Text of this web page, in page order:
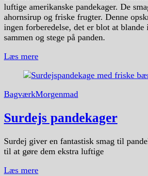
luftige amerikanske pandekager. De
ahornsirup og friske frugter. Denne
ingen forberedelse, det er blot at blande
sammen og stege på panden.
Læs mere
BagværkMorgenmad
Surdejs pandekager
Surdej giver en fantastisk smag til
til at gøre dem ekstra luftige
Læs mere